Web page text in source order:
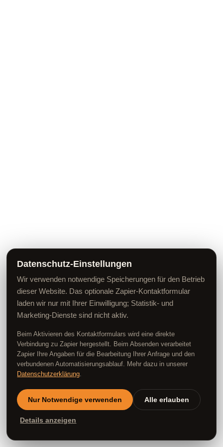
Datenschutz-Einstellungen
Wir verwenden notwendige Speicherungen für den Betrieb
dieser Website. Das optionale Zapier-Kontaktformular
laden wir nur mit Ihrer Einwilligung; Statistik- und
Marketing-Dienste sind nicht aktiv.
Beim Aktivieren des Kontaktformulars wird eine direkte
Verbindung zu Zapier hergestellt. Beim Absenden verarbeitet
Zapier Ihre Angaben für die Bearbeitung Ihrer Anfrage und den
verbundenen Automatisierungsablauf. Mehr dazu in unserer
Datenschutzerklärung
Nur Notwendige verwenden Alle erlauben
Details anzeigen